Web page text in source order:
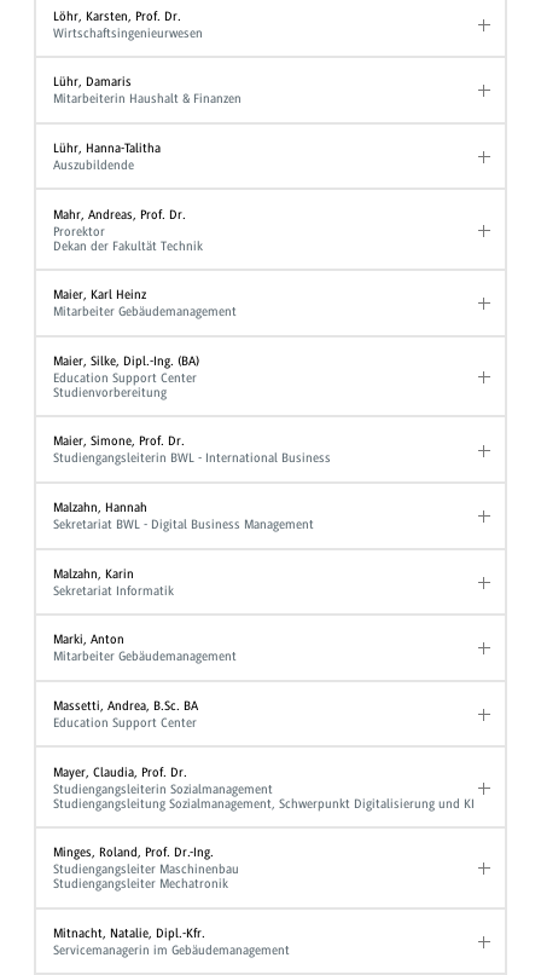
Löhr, Karsten, Prof. Dr.
Wirtschaftsingenieurwesen
Lühr, Damaris
Mitarbeiterin Haushalt & Finanzen
Lühr, Hanna-Talitha
Auszubildende
Mahr, Andreas, Prof. Dr.
Prorektor
Dekan der Fakultät Technik
Maier, Karl Heinz
Mitarbeiter Gebäudemanagement
Maier, Silke, Dipl.-Ing. (BA)
Education Support Center
Studienvorbereitung
Maier, Simone, Prof. Dr.
Studiengangsleiterin BWL - International Business
Malzahn, Hannah
Sekretariat BWL - Digital Business Management
Malzahn, Karin
Sekretariat Informatik
Marki, Anton
Mitarbeiter Gebäudemanagement
Massetti, Andrea, B.Sc. BA
Education Support Center
Mayer, Claudia, Prof. Dr.
Studiengangsleiterin Sozialmanagement
Studiengangsleitung Sozialmanagement, Schwerpunkt Digitalisierung und KI
Minges, Roland, Prof. Dr.-Ing.
Studiengangsleiter Maschinenbau
Studiengangsleiter Mechatronik
Mitnacht, Natalie, Dipl.-Kfr.
Servicemanagerin im Gebäudemanagement